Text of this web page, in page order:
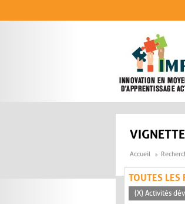
Accueil
TOUTES LES
(X) Activités